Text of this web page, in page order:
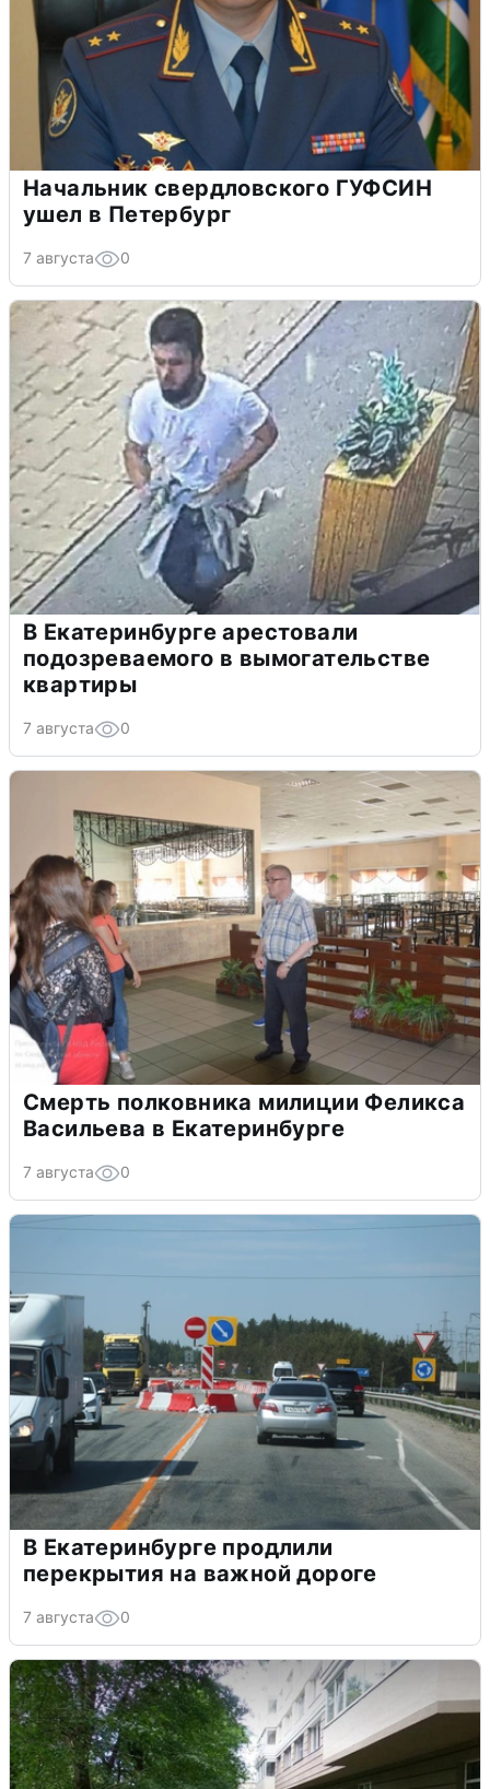
Начальник свердловского ГУФСИН
ушел в Петербург
7 августа 0
В Екатеринбурге арестовали
подозреваемого в вымогательстве
квартиры
7 августа 0
Смерть полковника милиции Феликса
Васильева в Екатеринбурге
7 августа 0
В Екатеринбурге продлили
перекрытия на важной дороге
7 августа 0